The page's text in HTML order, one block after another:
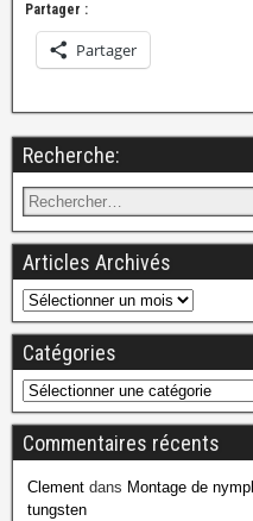
Partager :
Partager
Recherche:
Articles Archivés
Catégories
Commentaires récents
Clement dans Montage de
tungsten